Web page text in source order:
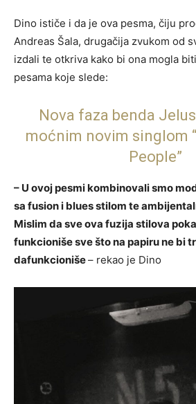
Dino ističe i da je ova pesma, čiju
Andreas Šala, drugačija zvukom od
izdali te otkriva kako bi ona mogla
pesama koje slede:
Nova faza benda
moćnim novim singlom
People”
– U ovoj pesmi kombinovali smo
sa fusion i blues stilom te
Mislim da sve ova fuzija stilova
funkcioniše sve što na papiru ne bi
dafunkcioniše– rekao je Dino